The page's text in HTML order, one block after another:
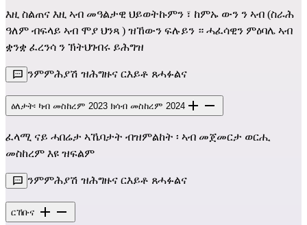
እዚ ስልጠና እዚ ኣብ መዓልታዊ ህይወትኩምን ፣ ከምኡ ውን ን ኣብ (ስራሕ
ዓለም ብፍላይ ኣብ ሞያ ህንጻ ) ዝኸውን ፍሉይን ። ሓፈሳዊን ምዕባሌ ኣብ
ቋንቋ ፈረንሳ ን ኽትህገብሩ ይሕግዝ
ንምምሕያሽ ዝሕግዙና ርእይቶ ጸሓፉልና
ዕለታት፡ ካብ መስከረም 2023 ክሳብ መስከረም 2024
ፈላሚ ናይ ሓበሬታ ኣኼባታት ብዝምልከት ፡ ኣብ መጀመርታ ወርሒ
መስከረም እዩ ዝፍልም
ንምምሕያሽ ዝሕግዙና ርእይቶ ጸሓፉልና
ርኸቡና